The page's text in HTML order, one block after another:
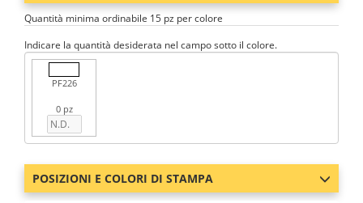
Quantità minima ordinabile 15 pz per colore
Indicare la quantità desiderata nel campo sotto il colore.
PF226
0 pz
POSIZIONI E COLORI DI STAMPA